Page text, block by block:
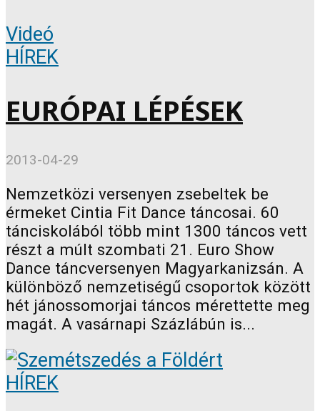
Videó
HÍREK
EURÓPAI LÉPÉSEK
2013-04-29
Nemzetközi versenyen zsebeltek be
érmeket Cintia Fit Dance táncosai. 60
tánciskolából több mint 1300 táncos vett
részt a múlt szombati 21. Euro Show
Dance táncversenyen Magyarkanizsán. A
különböző nemzetiségű csoportok között
hét jánossomorjai táncos mérettette meg
magát. A vasárnapi Százlábún is...
HÍREK